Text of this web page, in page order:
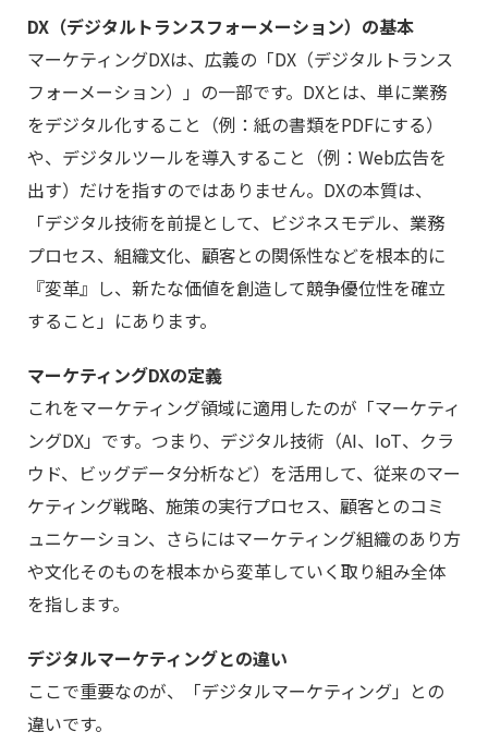
DX（デジタルトランスフォーメーション）の基本
マーケティングDXは、広義の「DX（デジタルトランス
フォーメーション）」の一部です。DXとは、単に業務
をデジタル化すること（例：紙の書類をPDFにする）
や、デジタルツールを導入すること（例：Web広告を
出す）だけを指すのではありません。DXの本質は、
「デジタル技術を前提として、ビジネスモデル、業務
プロセス、組織文化、顧客との関係性などを根本的に
『変革』し、新たな価値を創造して競争優位性を確立
すること」にあります。
マーケティングDXの定義
これをマーケティング領域に適用したのが「マーケティ
ングDX」です。つまり、デジタル技術（AI、IoT、クラ
ウド、ビッグデータ分析など）を活用して、従来のマー
ケティング戦略、施策の実行プロセス、顧客とのコミ
ュニケーション、さらにはマーケティング組織のあり方
や文化そのものを根本から変革していく取り組み全体
を指します。
デジタルマーケティングとの違い
ここで重要なのが、「デジタルマーケティング」との
違いです。